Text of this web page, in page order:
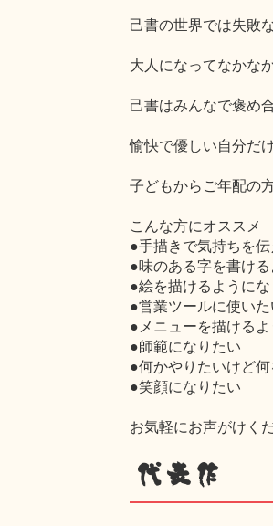
己書の世界では失敗
大人になってなかな
己書はみんなで褒め
愉快で優しい自分だ
子どもからご年配の
こんな方にオススメ
●手描きで気持ちを
●味のある字を書け
●絵を描けるように
●営業ツールに使いた
●メニューを描ける
●師範になりたい
●何かやりたいけど
●笑顔になりたい
お気軽にお声がけく
代表作